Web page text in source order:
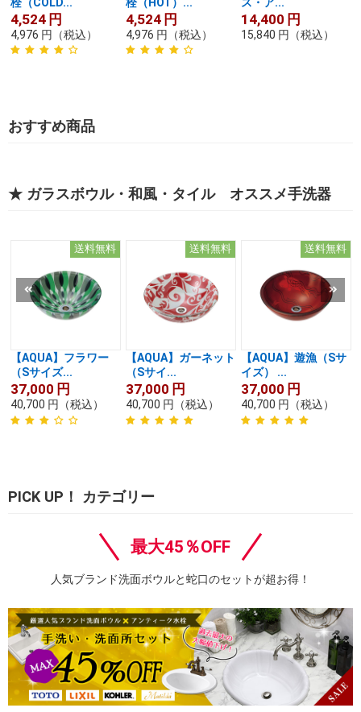
4,524 円
4,976 円 （税込）
4,524 円
4,976 円 （税込）
14,400 円
15,840 円 （税込）
おすすめ商品
★ ガラスボウル・和風・タイル オススメ手洗器
送料無料
【AQUA】フラワー
（Sサイズ...
37,000 円
40,700 円 （税込）
送料無料
【AQUA】ガーネット
（Sサイ...
37,000 円
40,700 円 （税込）
送料無料
【AQUA】遊漁（Sサ
イズ） ...
37,000 円
40,700 円 （税込）
PICK UP！ カテゴリー
最大45％OFF
人気ブランド洗面ボウルと蛇口のセットが超お得！